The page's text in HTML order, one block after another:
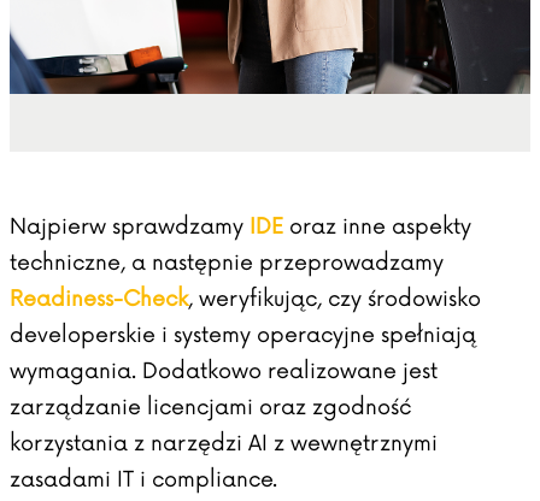
Najpierw sprawdzamy IDE oraz inne aspekty
techniczne, a następnie przeprowadzamy
Readiness-Check, weryfikując, czy środowisko
developerskie i systemy operacyjne spełniają
wymagania. Dodatkowo realizowane jest
zarządzanie licencjami oraz zgodność
korzystania z narzędzi AI z wewnętrznymi
zasadami IT i compliance.